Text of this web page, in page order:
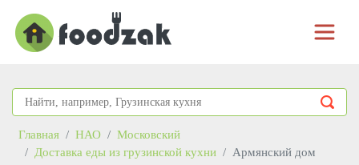
Главная НАО
Московский
Доставка еды из грузинской кухни
Армянский дом